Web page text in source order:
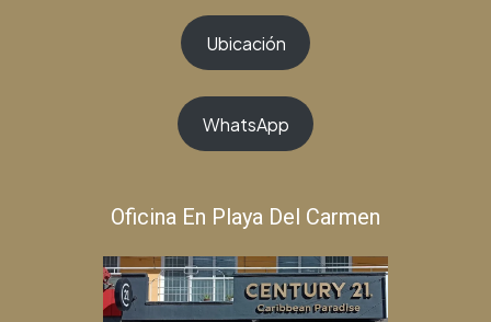
Ubicación
WhatsApp
Oficina En Playa Del Carmen